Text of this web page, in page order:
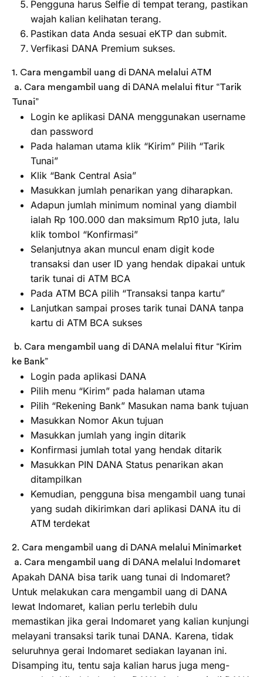
Pengguna harus Selfie di tempat terang, pastikan
wajah kalian kelihatan terang.
Pastikan data Anda sesuai eKTP dan submit.
Verfikasi DANA Premium sukses.
1. Cara mengambil uang di DANA melalui ATM
a. Cara mengambil uang di DANA melalui fitur “Tarik
Tunai”
Login ke aplikasi DANA menggunakan username
dan password
Pada halaman utama klik “Kirim” Pilih “Tarik
Tunai”
Klik “Bank Central Asia”
Masukkan jumlah penarikan yang diharapkan.
Adapun jumlah minimum nominal yang diambil
ialah Rp 100.000 dan maksimum Rp10 juta, lalu
klik tombol “Konfirmasi”
Selanjutnya akan muncul enam digit kode
transaksi dan user ID yang hendak dipakai untuk
tarik tunai di ATM BCA
Pada ATM BCA pilih “Transaksi tanpa kartu”
Lanjutkan sampai proses tarik tunai DANA tanpa
kartu di ATM BCA sukses
b. Cara mengambil uang di DANA melalui fitur “Kirim
ke Bank”
Login pada aplikasi DANA
Pilih menu “Kirim” pada halaman utama
Pilih “Rekening Bank” Masukan nama bank tujuan
Masukkan Nomor Akun tujuan
Masukkan jumlah yang ingin ditarik
Konfirmasi jumlah total yang hendak ditarik
Masukkan PIN DANA Status penarikan akan
ditampilkan
Kemudian, pengguna bisa mengambil uang tunai
yang sudah dikirimkan dari aplikasi DANA itu di
ATM terdekat
2. Cara mengambil uang di DANA melalui Minimarket
a. Cara mengambil uang di DANA melalui Indomaret
Apakah DANA bisa tarik uang tunai di Indomaret?
Untuk melakukan cara mengambil uang di DANA
lewat Indomaret, kalian perlu terlebih dulu
memastikan jika gerai Indomaret yang kalian kunjungi
melayani transaksi tarik tunai DANA. Karena, tidak
seluruhnya gerai Indomaret sediakan layanan ini.
Disamping itu, tentu saja kalian harus juga meng-